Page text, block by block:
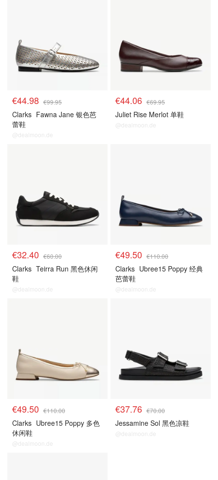
€44.98 €99.95
Clarks Fawna Jane 银色芭
蕾鞋
@dealmoon.de
€44.06 €69.95
Juliet Rise Merlot 单鞋
@dealmoon.de
€32.40 €60.00
Clarks Teirra Run 黑色休闲
鞋
@dealmoon.de
€49.50 €110.00
Clarks Ubree15 Poppy 经典
芭蕾鞋
@dealmoon.de
€49.50 €110.00
Clarks Ubree15 Poppy 多色
休闲鞋
@dealmoon.de
€37.76 €70.00
Jessamine Sol 黑色凉鞋
@dealmoon.de